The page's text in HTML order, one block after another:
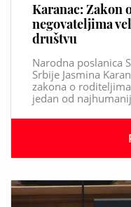
Karanac: Zakon
negovateljima
društvu
Narodna poslanica
Srbije Jasmina
zakona o
jedan od